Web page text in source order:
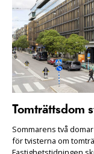
Tomträttsdom
Sommarens två
för tvisterna om